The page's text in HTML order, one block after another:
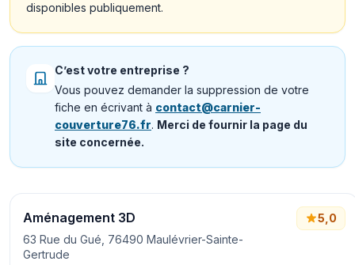
disponibles publiquement.
C’est votre entreprise ?
Vous pouvez demander la suppression de votre
fiche en écrivant à contact@carnier-
couverture76.fr. Merci de fournir la page du
site concernée.
Aménagement 3D
63 Rue du Gué, 76490 Maulévrier-Sainte-
Gertrude
5,0